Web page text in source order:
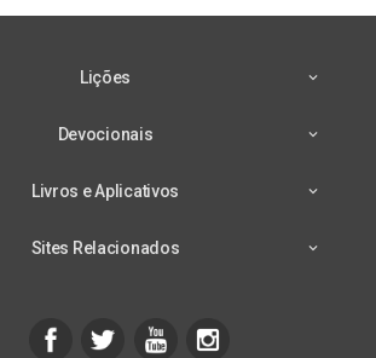
Lições
Devocionais
Livros e Aplicativos
Sites Relacionados